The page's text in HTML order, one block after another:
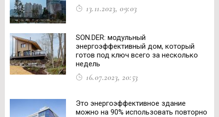
13.11.2023, 09:03
SON.DER: модульный
энергоэффективный дом, который
готов под ключ всего за несколько
недель
16.07.2023, 20:53
Это энергоэффективное здание
можно на 90% использовать повторно